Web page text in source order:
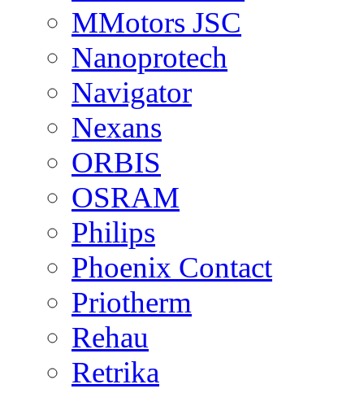
MMotors JSC
Nanoprotech
Navigator
Nexans
ORBIS
OSRAM
Philips
Phoenix Contact
Priotherm
Rehau
Retrika